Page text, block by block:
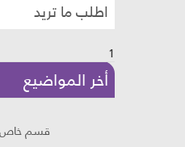
اطلب ما تريد
1
أخر المواضيع
قسم خاص